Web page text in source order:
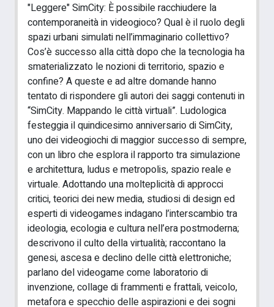
"Leggere" SimCity: È possibile racchiudere la
contemporaneità in videogioco? Qual è il ruolo degli
spazi urbani simulati nell’immaginario collettivo?
Cos’è successo alla città dopo che la tecnologia ha
smaterializzato le nozioni di territorio, spazio e
confine? A queste e ad altre domande hanno
tentato di rispondere gli autori dei saggi contenuti in
“SimCity. Mappando le città virtuali”. Ludologica
festeggia il quindicesimo anniversario di SimCity,
uno dei videogiochi di maggior successo di sempre,
con un libro che esplora il rapporto tra simulazione
e architettura, ludus e metropolis, spazio reale e
virtuale. Adottando una molteplicità di approcci
critici, teorici dei new media, studiosi di design ed
esperti di videogames indagano l’interscambio tra
ideologia, ecologia e cultura nell’era postmoderna;
descrivono il culto della virtualità; raccontano la
genesi, ascesa e declino delle città elettroniche;
parlano del videogame come laboratorio di
invenzione, collage di frammenti e frattali, veicolo,
metafora e specchio delle aspirazioni e dei sogni